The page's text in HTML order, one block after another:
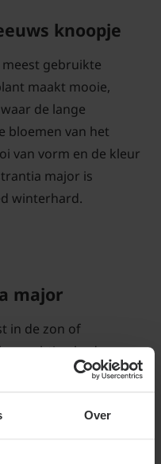
Over
knoopje
gebruikte
maakt mooie,
de lange
bloemen van het
van vorm en de kleur
major is
winterhard.
major
in de zon of
vochtige bodem en